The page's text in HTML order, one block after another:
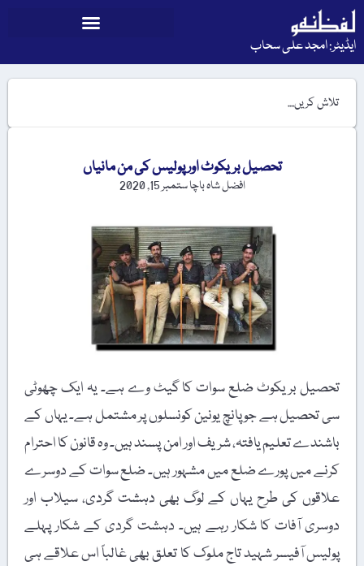
ایڈیٹر: امجد علی سحاب
تحصیل بریکوٹ اور پولیس کی من مانیاں
افضل شاہ باچاستمبر 15, 2020
تحصیل بریکوٹ ضلع سوات کا گیٹ وے ہے۔ یہ ایک چھوٹی
سی تحصیل ہے جو پانچ یونین کونسلوں پر مشتمل ہے۔ یہاں کے
باشندے تعلیم یافتہ، شریف اور امن پسند ہیں۔ وہ قانون کا احترام
کرنے میں پورے ضلع میں مشہور ہیں۔ ضلع سوات کے دوسرے
علاقوں کی طرح یہاں کے لوگ بھی دہشت گردی، سیلاب اور
دوسری آفات کا شکار رہے ہیں۔ دہشت گردی کے شکار پہلے
پولیس آفیسر شہید تاج ملوک کا تعلق بھی غالباً اس علاقے ہی